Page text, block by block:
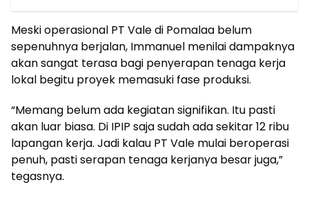
Meski operasional PT Vale di Pomalaa belum
sepenuhnya berjalan, Immanuel menilai dampaknya
akan sangat terasa bagi penyerapan tenaga kerja
lokal begitu proyek memasuki fase produksi.
“Memang belum ada kegiatan signifikan. Itu pasti
akan luar biasa. Di IPIP saja sudah ada sekitar 12 ribu
lapangan kerja. Jadi kalau PT Vale mulai beroperasi
penuh, pasti serapan tenaga kerjanya besar juga,”
tegasnya.